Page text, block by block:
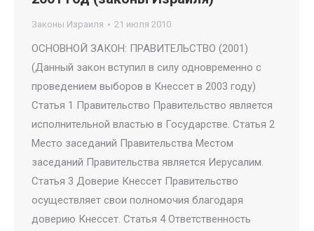
Законы Израиля 21 июля 2010
ОСНОВНОЙ ЗАКОН: ПРАВИТЕЛЬСТВО (2001)
(Данный закон вступил в силу одновременно с
проведением выборов в Кнессет в 2003 году)
Статья 1 Правительство Правительство является
исполнительной властью в Государстве. Статья 2
Место заседаний Правительства Местом
заседаний Правительства является Иерусалим.
Статья 3 Доверие Кнессет Правительство
осуществляет свои полномочия благодаря
доверию Кнессет. Статья 4 Ответственность